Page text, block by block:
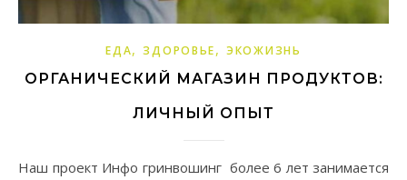
ЕДА,ЗДОРОВЬЕ,ЭКОЖИЗНЬ
ОРГАНИЧЕСКИЙ МАГАЗИН ПРОДУКТОВ:
ЛИЧНЫЙ ОПЫТ
Наш проект Инфо гринвошинг более 6 лет занимается